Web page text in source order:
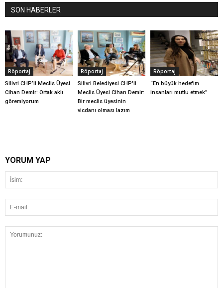
SON HABERLER
Röportaj
Silivri CHP’li Meclis Üyesi
Cihan Demir: Ortak aklı
göremiyorum
Röportaj
Silivri Belediyesi CHP'li
Meclis Üyesi Cihan Demir:
Bir meclis üyesinin
vicdanı olması lazım
Röportaj
“En büyük hedefim
insanları mutlu etmek”
YORUM YAP